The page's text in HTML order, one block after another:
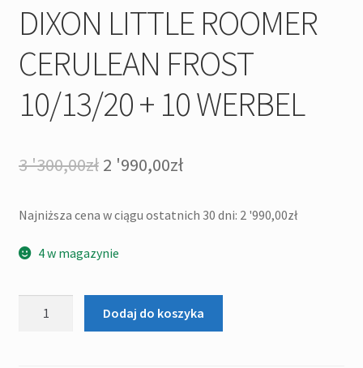
DIXON LITTLE ROOMER
CERULEAN FROST
10/13/20 + 10 WERBEL
3 '300,00zł Pierwotna
wynosiła:
3
2 '990,00złAktualna
wynosi:
Najniższa cena w ciągu ostatnich 30 dni: 2 '990,00zł
4 w magazynie
Dodaj do koszyka